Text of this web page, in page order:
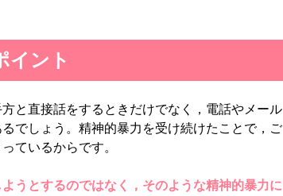
イント
と直接話をするときだけでなく，電話やメール
でしょう。精神的暴力を受け続けたことで，ご
ているからです。
うとするのではなく，そのような精神的暴力に